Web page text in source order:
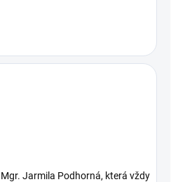
Jarmila Podhorná, která vždy